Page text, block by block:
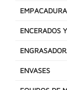
ENCERADOS
ENVASES